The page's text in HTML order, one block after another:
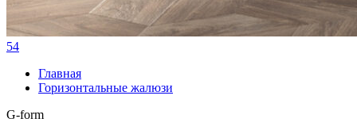
54
Главная
Горизонтальные жалюзи
G-form